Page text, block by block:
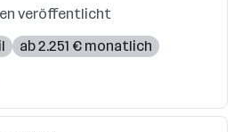
veröffentlicht
ab 2.251 € monatlich